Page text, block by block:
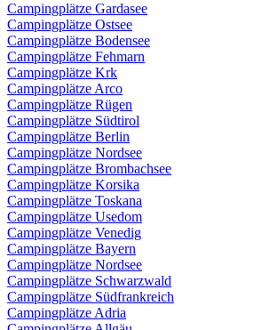
Campingplätze Gardasee
Campingplätze Ostsee
Campingplätze Bodensee
Campingplätze Fehmarn
Campingplätze Krk
Campingplätze Arco
Campingplätze Rügen
Campingplätze Südtirol
Campingplätze Berlin
Campingplätze Nordsee
Campingplätze Brombachsee
Campingplätze Korsika
Campingplätze Toskana
Campingplätze Usedom
Campingplätze Venedig
Campingplätze Bayern
Campingplätze Nordsee
Campingplätze Schwarzwald
Campingplätze Südfrankreich
Campingplätze Adria